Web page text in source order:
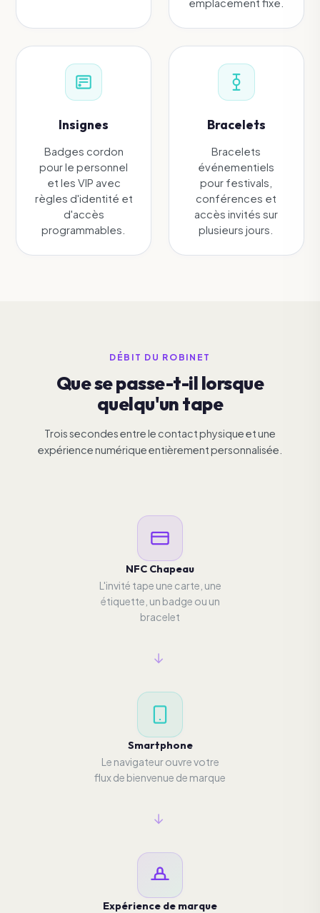
emplacement fixe.
Insignes
Badges cordon
pour le personnel
et les VIP avec
règles d'identité et
d'accès
programmables.
Bracelets
Bracelets
événementiels
pour festivals,
conférences et
accès invités sur
plusieurs jours.
DÉBIT DU ROBINET
Que se passe-t-il lorsque
quelqu'un tape
Trois secondes entre le contact physique et une
expérience numérique entièrement personnalisée.
NFC Chapeau
L'invité tape une carte, une
étiquette, un badge ou un
bracelet
→
Smartphone
Le navigateur ouvre votre
flux de bienvenue de marque
→
Expérience de marque